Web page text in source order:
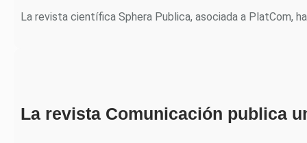
La revista científica Sphera Publica, asociada a PlatCom,
La revista Comunicación publica